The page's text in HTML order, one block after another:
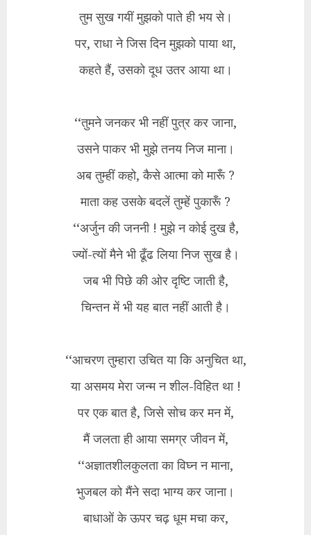
तुम सुख गयीं मुझको पाते ही भय से।
पर, राधा ने जिस दिन मुझको पाया था,
कहते हैं, उसको दूध उतर आया था।
‘‘तुमने जनकर भी नहीं पुत्र कर जाना,
उसने पाकर भी मुझे तनय निज माना।
अब तुम्हीं कहो, कैसे आत्मा को मारूँ ?
माता कह उसके बदलें तुम्हें पुकारूँ ?
‘‘अर्जुन की जननी ! मुझे न कोई दुख है,
ज्यों-त्यों मैने भी ढूँढ लिया निज सुख है।
जब भी पिछे की ओर दृष्टि जाती है,
चिन्तन में भी यह बात नहीं आती है।
‘‘आचरण तुम्हारा उचित या कि अनुचित था,
या असमय मेरा जन्म न शील-विहित था !
पर एक बात है, जिसे सोच कर मन में,
मैं जलता ही आया समग्र जीवन में,
‘‘अज्ञातशीलकुलता का विघ्न न माना,
भुजबल को मैंने सदा भाग्य कर जाना।
बाधाओं के ऊपर चढ़ धूम मचा कर,